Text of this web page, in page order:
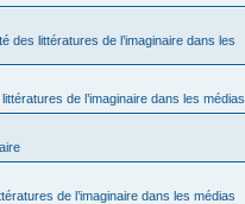
des littératures de l’imaginaire dans les
de l’imaginaire dans les médias
de l’imaginaire dans les médias